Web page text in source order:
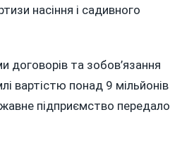
насіння і садивного
договорів та зобов’язання
вартістю понад 9 мільйонів
підприємство передало